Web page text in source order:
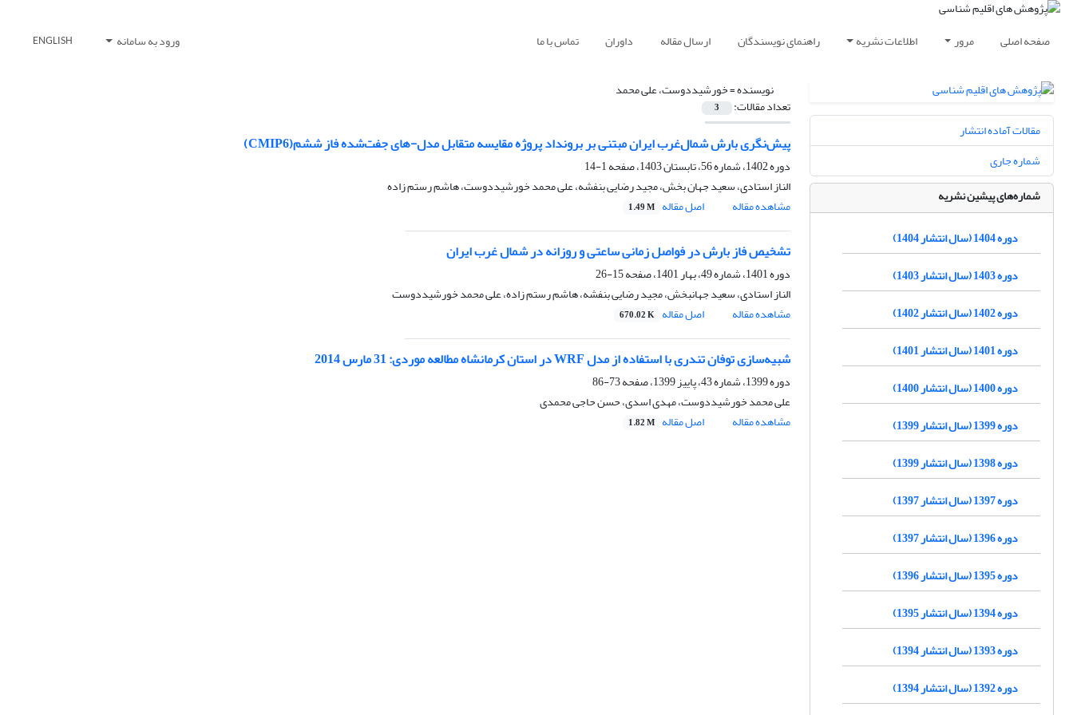
صفحه اصلی مرور اطلاعات نشریه راهنمای نویسندگان ارسال مقاله داوران تماس با ما ورود به سامانه ENGLISH
نویسنده =خورشیددوست، علی محمد
تعداد مقالات: 3
پیش‌نگری بارش شمال‌غرب ایران مبتنی بر برونداد پروژه مقایسه متقابل مدل-های جفت‌شده فاز ششم(CMIP6)
دوره 1402، شماره 56، تابستان 1403، صفحه
1-14
الناز استادی، سعید جهان بخش، مجید رضایی بنفشه، علی محمد خورشیددوست، هاشم رستم زاده
مشاهده مقاله
اصل مقاله 1.49 M
تشخیص فاز بارش در فواصل زمانی ساعتی و روزانه در شمال غرب ایران
دوره 1401، شماره 49، بهار 1401، صفحه
15-26
الناز استادی، سعید جهانبخش، مجید رضایی بنفشه، هاشم رستم زاده، علی محمد خورشیددوست
مشاهده مقاله
اصل مقاله 670.02 K
شبیه‌سازی توفان تندری با استفاده از مدل WRF در استان کرمانشاه مطالعه موردی: 31 مارس 2014
دوره 1399، شماره 43، پاییز 1399، صفحه
73-86
علی محمد خورشیددوست، مهدی اسدی، حسن حاجی محمدی
مشاهده مقاله
اصل مقاله 1.82 M
مقالات آماده انتشار
شماره جاری
شماره‌های پیشین نشریه
دوره 1404 (سال انتشار 1404)
دوره 1403 (سال انتشار 1403)
دوره 1402 (سال انتشار 1402)
دوره 1401 (سال انتشار 1401)
دوره 1400 (سال انتشار 1400)
دوره 1399 (سال انتشار 1399)
دوره 1398 (سال انتشار 1399)
دوره 1397 (سال انتشار 1397)
دوره 1396 (سال انتشار 1397)
دوره 1395 (سال انتشار 1396)
دوره 1394 (سال انتشار 1395)
دوره 1393 (سال انتشار 1394)
دوره 1392 (سال انتشار 1394)